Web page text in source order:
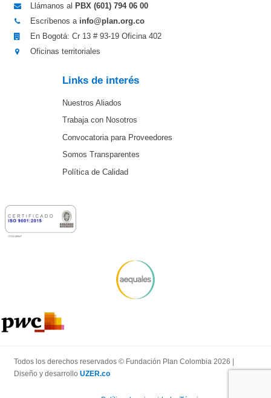
Llámanos al PBX (601) 794 06 00
Escríbenos a info@plan.org.co
En Bogotá: Cr 13 # 93-19 Oficina 402
Oficinas territoriales
Links de interés
Nuestros Aliados
Trabaja con Nosotros
Convocatoria para Proveedores
Somos Transparentes
Política de Calidad
Todos los derechos reservados © Fundación Plan Colombia 2026 |
Diseño y desarrollo UZER.co